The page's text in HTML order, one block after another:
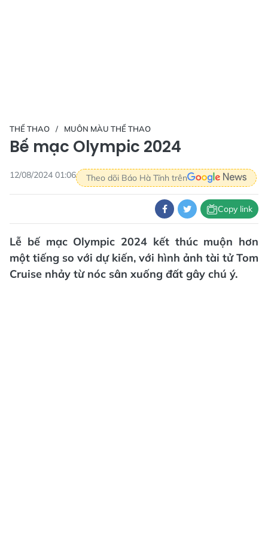
THỂ THAO MUÔN MÀU THỂ THAO
Bế mạc Olympic 2024
12/08/2024 01:06 Theo dõi Báo Hà Tĩnh trên
Copy link
Lễ bế mạc Olympic 2024 kết thúc muộn hơn
một tiếng so với dự kiến, với hình ảnh tài tử Tom
Cruise nhảy từ nóc sân xuống đất gây chú ý.